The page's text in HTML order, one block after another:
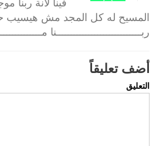
المسيح له كل المجد مش هيسيب
ربـــــــــــــــــــــــــــــنا
أضف تعليقاً
التعليق